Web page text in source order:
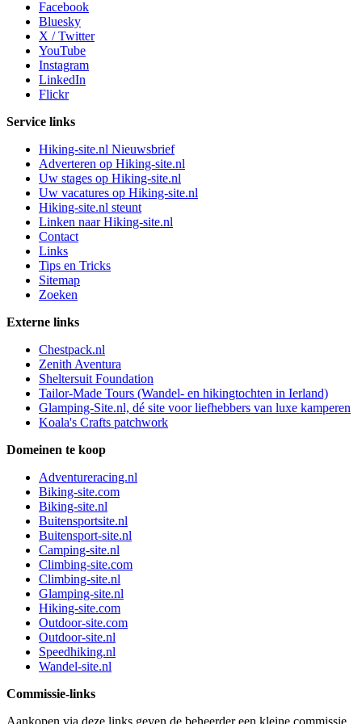
Facebook
Bluesky
X / Twitter
YouTube
Instagram
LinkedIn
Flickr
Service links
Hiking-site.nl Nieuwsbrief
Adverteren op Hiking-site.nl
Uw stages op Hiking-site.nl
Uw vacatures op Hiking-site.nl
Hiking-site.nl steunt
Linken naar Hiking-site.nl
Contact
Links
Tips en Tricks
Sitemap
Zoeken
Externe links
Chestpack.nl
Zenith Aventura
Sheltersuit Foundation
Tailor-Made Tours (Wandel- en hikingtochten in Ierland)
Glamping-Site.nl, dé site voor liefhebbers van luxe kamperen
Koala's Crafts patchwork
Domeinen te koop
Adventureracing.nl
Biking-site.com
Biking-site.nl
Buitensportsite.nl
Buitensport-site.nl
Camping-site.nl
Climbing-site.com
Climbing-site.nl
Glamping-site.nl
Hiking-site.com
Outdoor-site.com
Outdoor-site.nl
Speedhiking.nl
Wandel-site.nl
Commissie-links